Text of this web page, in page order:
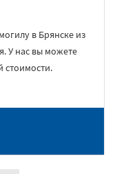
в Брянске из
У нас вы можете
стоимости.